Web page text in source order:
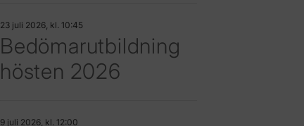
23 juli 2026, kl. 10:45
Bedömarutbildning
hösten 2026
9 juli 2026, kl. 12:00